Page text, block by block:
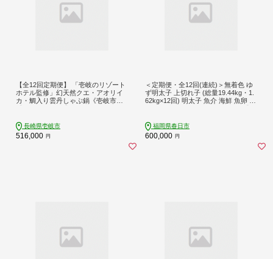
【全12回定期便】 「壱岐のリゾート
ホテル監修」幻天然クエ・アオリイ
カ・鯛入り雲丹しゃぶ鍋《壱岐市》
長崎県壱岐市
516,000 円
＜定期便・全12回(連続)＞無着色 ゆ
ず明太子 上切れ子 (総量19.44kg・1.
62kg×12回) 明太子 魚介 海鮮 魚卵 柚
福岡県春日市
600,000 円